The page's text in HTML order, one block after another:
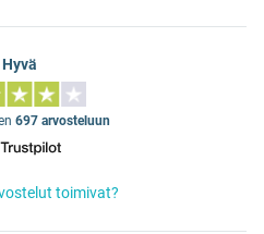
Hyvä
697 arvosteluun
toimivat?